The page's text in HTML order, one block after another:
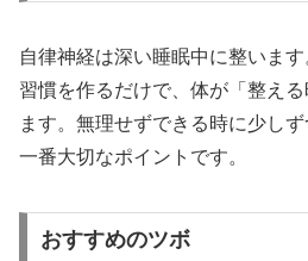
自律神経は深い睡眠中に整いま
習慣を作るだけで、体が「整え
ます。無理せずできる時に少し
一番大切なポイントです。
おすすめのツボ